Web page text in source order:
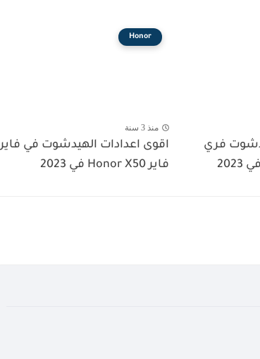
فري
Honor
منذ 3 سنة
اقوى اعدادات الهيدشوت في فاير
فاير Honor X50 في 2023